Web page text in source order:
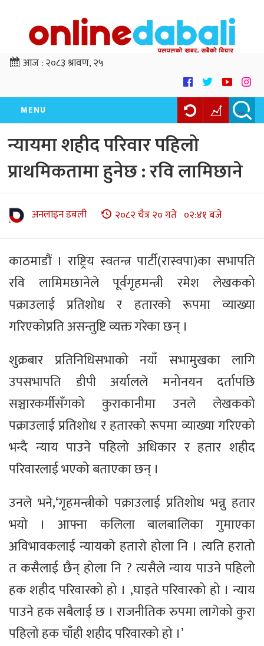
आज :२०८३ श्रावण, २५
MENU
न्यायमा शहीद परिवार पहिलो
प्राथमिकतामा हुनेछ : रवि लामिछाने
अनलाइन डबली २०८२ चैत्र २० गते ०२:४१ बजे
काठमाडौं । राष्ट्रिय स्वतन्त्र पार्टी(रास्वपा)का सभापति
रवि लामिमछानेले पूर्वगृहमन्त्री रमेश लेखकको
पक्राउलाई प्रतिशोध र हतारको रूपमा व्याख्या
गरिएकोप्रति असन्तुष्टि व्यक्त गरेका छन् ।
शुक्रबार प्रतिनिधिसभाको नयाँ सभामुखका लागि
उपसभापति डीपी अर्यालले मनोनयन दर्तापछि
सञ्चारकर्मीसँगको कुराकानीमा उनले लेखकको
पक्राउलाई प्रतिशोध र हतारको रूपमा व्याख्या गरिएको
भन्दै न्याय पाउने पहिलो अधिकार र हतार शहीद
परिवारलाई भएको बताएका छन् ।
उनले भने,‘गृहमन्त्रीको पक्राउलाई प्रतिशोध भन्नु हतार
भयो । आफ्ना कलिला बालबालिका गुमाएका
अविभावकलाई न्यायको हतारो होला नि । त्यति हरातो
त कसैलाई छैन् होला नि ? त्यसैले न्याय पाउने पहिलो
हक शहीद परिवारको हो । ,घाइते परिवारको हो । न्याय
पाउने हक सबैलाई छ । राजनीतिक रुपमा लागेको कुरा
पहिलो हक चाँही शहीद परिवारको हो ।’